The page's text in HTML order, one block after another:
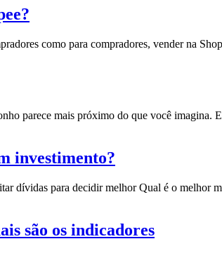
como para compradores, vender na
parece mais próximo do que você
investimento?
dívidas para decidir melhor Qual é o
são os indicadores